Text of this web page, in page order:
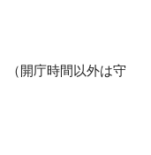
（開庁時間以外は守